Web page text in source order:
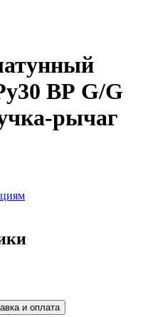
ВР G/G
рычаг
и оплата